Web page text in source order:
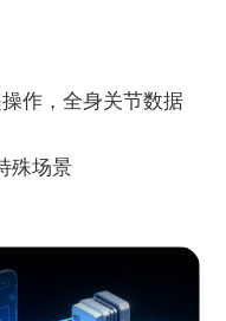
作，全身关节数据
殊场景